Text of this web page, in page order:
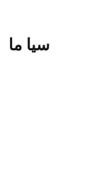
سيا ما